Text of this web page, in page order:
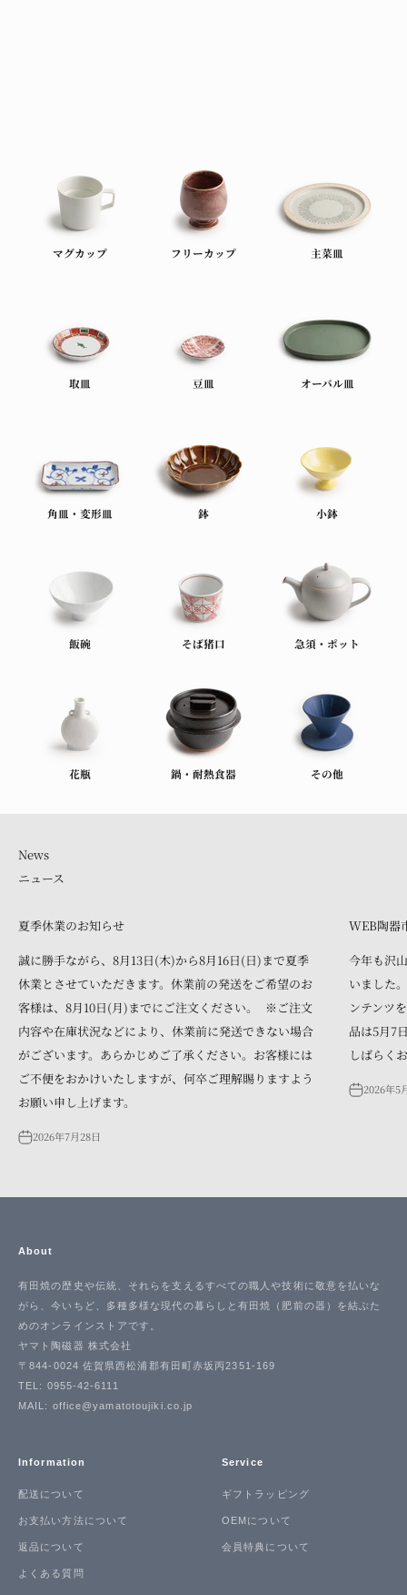
マグカップ フリーカップ 主菜皿
取皿 豆皿 オーバル皿
角皿・変形皿 鉢 小鉢
飯碗 そば猪口 急須・ポット
花瓶 鍋・耐熱食器 その他
ニュース
夏季休業のお知らせ
誠に勝手ながら、8月13日(木)から8月16日(日)まで夏季
休業とさせていただきます。休業前の発送をご希望のお
客様は、8月10日(月)までにご注文ください。 ※ご注文
内容や在庫状況などにより、休業前に発送できない場合
がございます。あらかじめご了承ください。お客様には
ご不便をおかけいたしますが、何卒ご理解賜りますよう
お願い申し上げます。
2026年7月28日
WEB陶器
今年も沢
いました
ンテンツ
品は5月7
しばらく
2026年5
About
有田焼の歴史や伝統、それらを支えるすべての職人や技術に敬意を払いな
がら、今いちど、多種多様な現代の暮らしと有田焼（肥前の器）を結ぶた
めのオンラインストアです。
ヤマト陶磁器 株式会社
〒844-0024 佐賀県西松浦郡有田町赤坂丙2351-169
TEL: 0955-42-6111
MAIL: office@yamatotoujiki.co.jp
Information
配送について
お支払い方法について
返品について
よくある質問
Service
ギフトラッピング
OEMについて
会員特典について